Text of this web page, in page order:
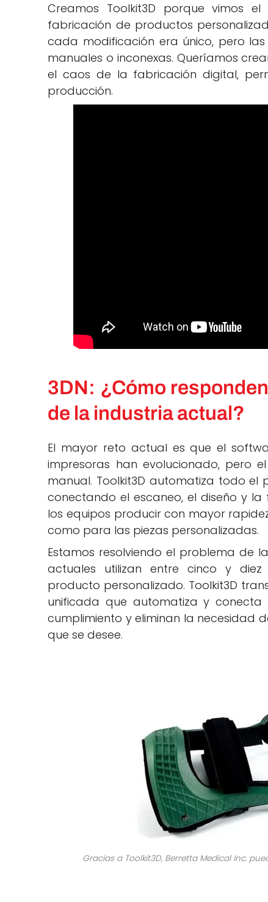
Creamos Toolkit3D porque vimos
fabricación de productos
cada modificación era único, pero
manuales o inconexas. Queríamos
el caos de la fabricación digital,
producción.
3DN: ¿Cómo
de la industria actual?
El mayor reto actual es que el
impresoras han evolucionado, pero el
manual. Toolkit3D automatiza todo
conectando el escaneo, el diseño y
los equipos producir con mayor
como para las piezas personalizadas.
Estamos resolviendo el problema de
actuales utilizan entre cinco y
producto personalizado. Toolkit3D
unificada que automatiza y conecta
cumplimiento y eliminan la necesidad
que se desee.
Gracias a Toolkit3D, Berretta Medical Inc.